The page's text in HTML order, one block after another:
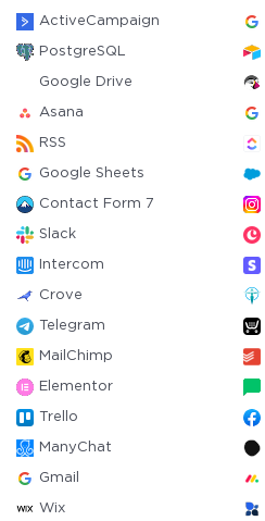
ActiveCampaign
PostgreSQL
Google Drive
Asana
RSS
Google Sheets
Contact Form 7
Slack
Intercom
Crove
Telegram
MailChimp
Elementor
Trello
ManyChat
Gmail
Wix